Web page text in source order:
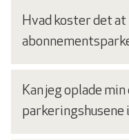
Hvad koster det at
Kan jeg oplade
parkeringshusene